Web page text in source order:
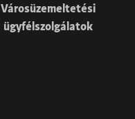
Városüzemeltetési
ügyfélszolgálatok